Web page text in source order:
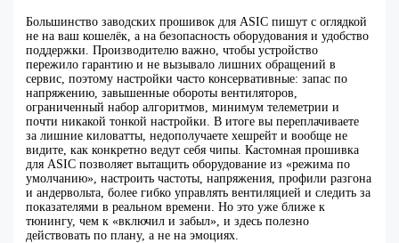
Большинство заводских прошивок для ASIC пишут с оглядкой
не на ваш кошелёк, а на безопасность оборудования и удобство
поддержки. Производителю важно, чтобы устройство
пережило гарантию и не вызывало лишних обращений в
сервис, поэтому настройки часто консервативные: запас по
напряжению, завышенные обороты вентиляторов,
ограниченный набор алгоритмов, минимум телеметрии и
почти никакой тонкой настройки. В итоге вы переплачиваете
за лишние киловатты, недополучаете хешрейт и вообще не
видите, как конкретно ведут себя чипы. Кастомная прошивка
для ASIC позволяет вытащить оборудование из «режима по
умолчанию», настроить частоты, напряжения, профили разгона
и андервольта, более гибко управлять вентиляцией и следить за
показателями в реальном времени. Но это уже ближе к
тюнингу, чем к «включил и забыл», и здесь полезно
действовать по плану, а не на эмоциях.